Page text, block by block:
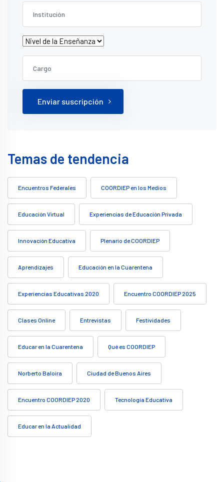
Enviar suscripción
Temas de tendencia
Encuentros Federales COORDIEP en los Medios
Educación Virtual Experiencias de Educación Privada
Innovación Educativa Plenario de COORDIEP
Aprendizajes Educación en la Cuarentena
Experiencias Educativas 2020 Encuentro COORDIEP 2025
Clases Online Entrevistas Festividades
Educar en la Cuarentena Qué es COORDIEP
Norberto Baloira Ciudad de Buenos Aires
Encuentro COORDIEP 2020 Tecnología Educativa
Educar en la Actualidad